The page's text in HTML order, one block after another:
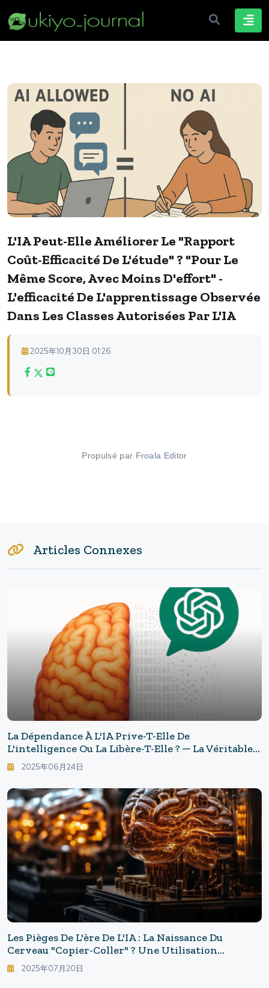
L'IA Peut-Elle Améliorer Le "rapport
Coût-Efficacité De L'étude" ? "Pour Le
Même Score, Avec Moins D'effort" -
L'efficacité De L'apprentissage Observée
Dans Les Classes Autorisées Par L'IA
2025年10月30日 01:26
Propulsé par Froala Editor
Articles Connexes
La Dépendance À L'IA Prive-T-Elle De
L'intelligence Ou La Libère-T-Elle ? ─ La Véritable
Nature De La "dette Cognitive" Révélée Par Le MIT
2025年06月24日
Les Pièges De L'ère De L'IA : La Naissance Du
Cerveau "copier-Coller" ? Une Utilisation
Prolongée De ChatGPT Réduit La Mémoire De 55 %
2025年07月20日